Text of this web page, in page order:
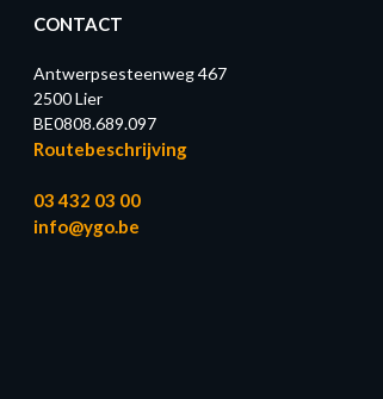
CONTACT
Antwerpsesteenweg 467
2500 Lier
BE0808.689.097
Routebeschrijving
03 432 03 00
info@ygo.be